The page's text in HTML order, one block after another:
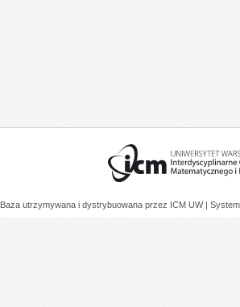
Baza utrzymywana i dystrybuowana przez ICM UW |